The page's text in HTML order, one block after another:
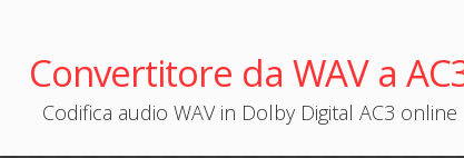
Convertitore da WAV a
Codifica audio WAV in Dolby Digital AC3 online